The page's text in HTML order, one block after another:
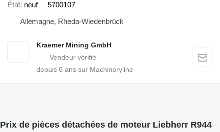
État neuf
5700107
Allemagne, Rheda-Wiedenbrück
Kraemer Mining GmbH
depuis 6 ans sur Machineryline
Prix de pièces détachées de moteur Liebherr R944